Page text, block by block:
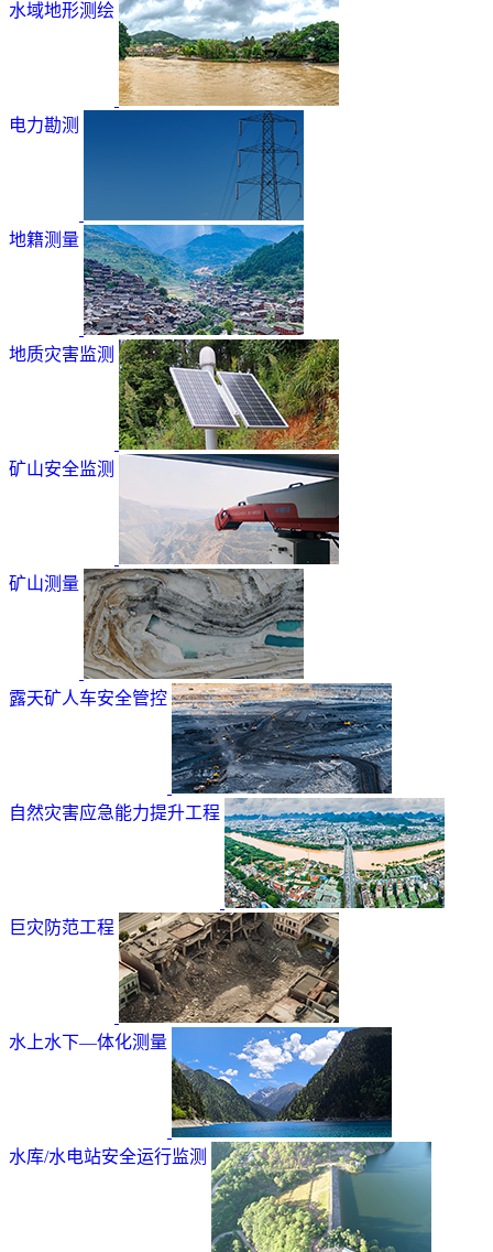
水域地形测绘
电力勘测
地籍测量
地质灾害监测
矿山安全监测
矿山测量
露天矿人车安全管控
自然灾害应急能力提升工程
巨灾防范工程
水上水下—体化测量
水库/水电站安全运行监测